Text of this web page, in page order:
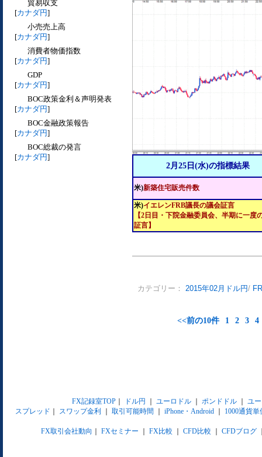
貿易収支
[カナダ円]
小売売上高
[カナダ円]
消費者物価指数
[カナダ円]
GDP
[カナダ円]
BOC政策金利＆声明発表
[カナダ円]
BOC金融政策報告
[カナダ円]
BOC総裁の発言
[カナダ円]
2月25日(水)の指標結果
米)新築住宅販売件数
米)イエレンFRB議長の議会証言
【2日目・下院金融委員会、半期に一度
証言】
カテゴリー： 2015年02月ドル円/
<<前の10件 1 2 3 4
FX記録室TOP｜ ドル円 ユーロドル｜ ポンドドル｜ ユ
スプレッド
スワップ金利 取引可能時間 iPhone・Android 1000通貨単
FX取引会社動向 FXセミナー FX比較 CFD比較 CFDブログ